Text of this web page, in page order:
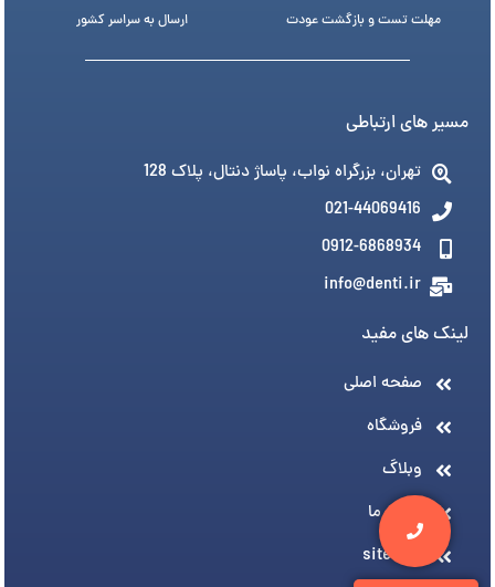
مهلت تست و بازگشت عودت ارسال به سراسر کشور
مسیر های ارتباطی
تهران، بزرگراه نواب، پاساژ دنتال، پلاک 128
021-44069416
0912-6868934
info@denti.ir
لینک های مفید
صفحه اصلی
فروشگاه
وبلاگ
درباره ما
sitemap